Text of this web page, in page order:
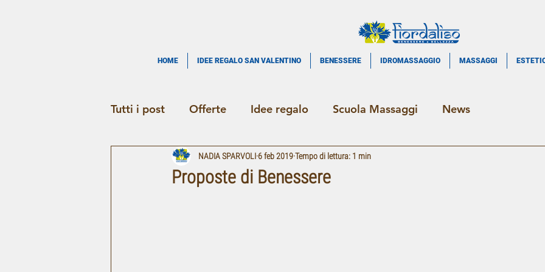
HOME IDEE REGALO SAN VALENTINO BENESSERE IDROMASSAGGIO MASSAGGI
Tutti i post Offerte Idee regalo Scuola Massaggi News
Proposte di Benessere
NADIA SPARVOLI6 feb 2019Tempo di lettura: 1 min